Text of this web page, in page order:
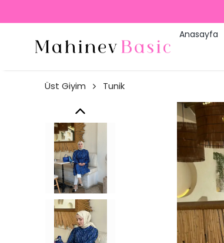
Anasayfa
Üst Giyim Tunik